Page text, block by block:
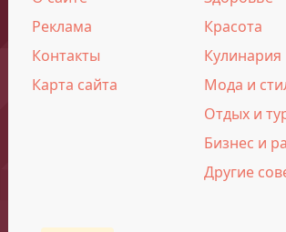
Реклама
Контакты
Карта сайта
Красота
Кулинария
Мода и
Отдых и
Бизнес и
Другие